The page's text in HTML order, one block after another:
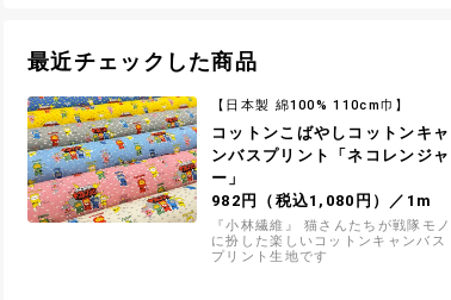
最近チェックした商品
【日本製 綿100% 110cm巾】
コットンこばやしコットンキャ
ンバスプリント「ネコレンジャ
ー」
982円（税込1,080円）／1m
『小林繊維』 猫さんたちが戦隊モノ
に扮した楽しいコットンキャンバス
プリント生地です